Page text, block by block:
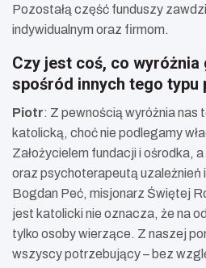
Pozostałą część funduszy
indywidualnym oraz firmom.
Czy jest coś, co
spośród innych tego typu
Piotr: Z pewnością wyróżnia nas
katolicką, choć nie podlegamy
Założycielem fundacji i ośrodka,
oraz psychoterapeutą uzależnień
Bogdan Peć, misjonarz Świętej
jest katolicki nie oznacza, że na
tylko osoby wierzące. Z naszej
wszyscy potrzebujący – bez